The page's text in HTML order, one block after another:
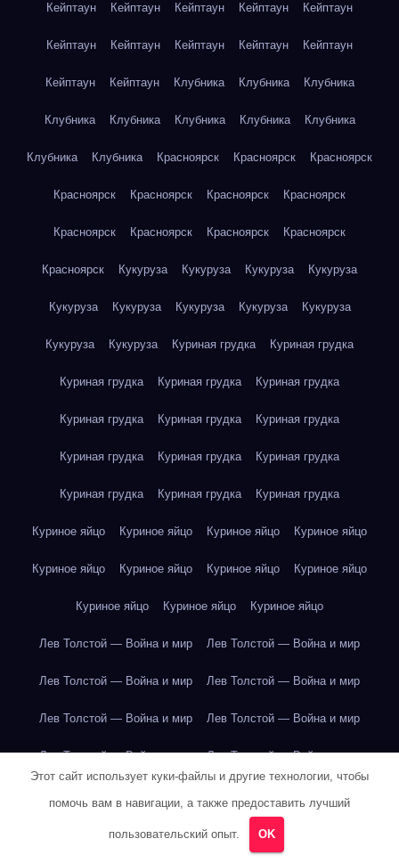
Кейптаун Кейптаун Кейптаун Кейптаун Кейптаун
Кейптаун Кейптаун Кейптаун Кейптаун Кейптаун
Кейптаун Кейптаун Клубника Клубника Клубника
Клубника Клубника Клубника Клубника Клубника
Клубника Клубника Красноярск Красноярск Красноярск
Красноярск Красноярск Красноярск Красноярск
Красноярск Красноярск Красноярск Красноярск
Красноярск Кукуруза Кукуруза Кукуруза Кукуруза
Кукуруза Кукуруза Кукуруза Кукуруза Кукуруза
Кукуруза Кукуруза Куриная грудка Куриная грудка
Куриная грудка Куриная грудка Куриная грудка
Куриная грудка Куриная грудка Куриная грудка
Куриная грудка Куриная грудка Куриная грудка
Куриная грудка Куриная грудка Куриная грудка
Куриное яйцо Куриное яйцо Куриное яйцо Куриное яйцо
Куриное яйцо Куриное яйцо Куриное яйцо Куриное яйцо
Куриное яйцо Куриное яйцо Куриное яйцо
Лев Толстой — Война и мир Лев Толстой — Война и мир
Лев Толстой — Война и мир Лев Толстой — Война и мир
Лев Толстой — Война и мир Лев Толстой — Война и мир
Лев Толстой — Война и мир Лев Толстой — Война и мир
Лев Толстой — Война и мир Лев Толстой — Война и мир
Этот сайт использует куки-файлы и другие технологии, чтобы
помочь вам в навигации, а также предоставить лучший
пользовательский опыт. OK